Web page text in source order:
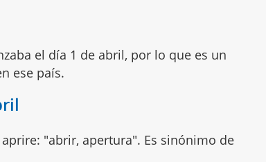
el día 1 de abril, por lo que es un
ese país.
"abrir, apertura". Es sinónimo de